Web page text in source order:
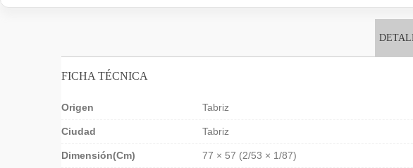
FICHA TÉCNICA
Origen Tabriz
Ciudad Tabriz
Dimensión(cm) 77 × 57 (2/53 × 1/87)